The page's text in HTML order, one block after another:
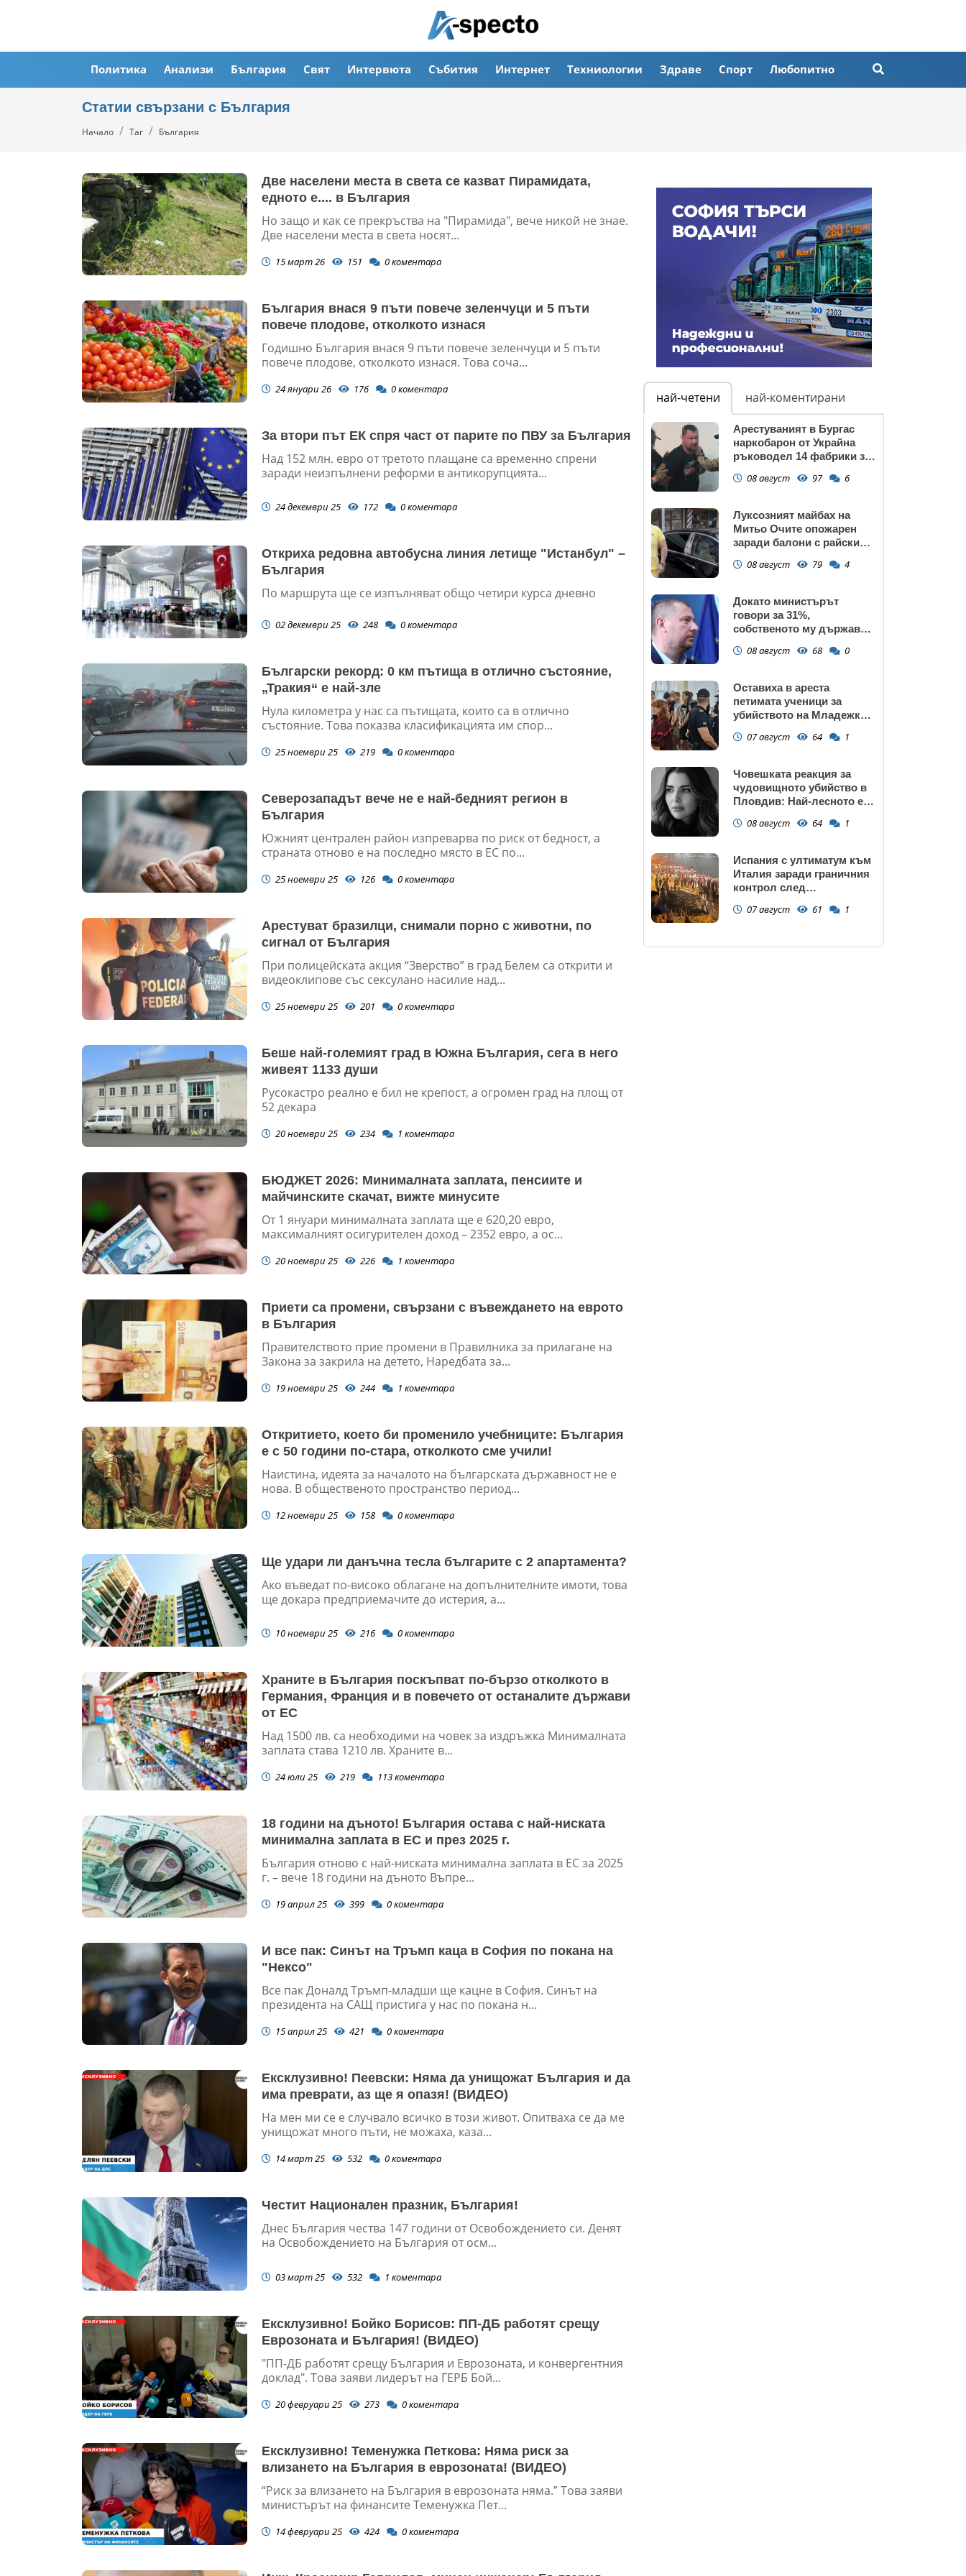
Политика Анализи България Свят Интервюта Събития Интернет Техниологии Здраве Спорт Любопитно
Статии свързани с България
Начало Таг България
Две населени места в света се казват Пирамидата,
едното е.... в България
Но защо и как се прекръства на "Пирамида", вече никой не знае.
Две населени места в света носят...
15 март 26 151 0коментара
България внася 9 пъти повече зеленчуци и 5 пъти
повече плодове, отколкото изнася
Годишно България внася 9 пъти повече зеленчуци и 5 пъти
повече плодове, отколкото изнася. Това соча...
24 януари 26 176 0коментара
За втори път ЕК спря част от парите по ПВУ за България
Над 152 млн. евро от третото плащане са временно спрени
заради неизпълнени реформи в антикорупцията...
24 декември 25 172 0коментара
Откриха редовна автобусна линия летище "Истанбул" –
България
По маршрута ще се изпълняват общо четири курса дневно
02 декември 25 248 0коментара
Български рекорд: 0 км пътища в отлично състояние,
„Тракия“ е най-зле
Нула километра у нас са пътищата, които са в отлично
състояние. Това показва класификацията им спор...
25 ноември 25 219 0коментара
Северозападът вече не е най-бедният регион в
България
Южният централен район изпреварва по риск от бедност, а
страната отново е на последно място в ЕС по...
25 ноември 25 126 0коментара
Арестуват бразилци, снимали порно с животни, по
сигнал от България
При полицейската акция “Зверство” в град Белем са открити и
видеоклипове със сексулано насилие над...
25 ноември 25 201 0коментара
Беше най-големият град в Южна България, сега в него
живеят 1133 души
Русокастро реално е бил не крепост, а огромен град на площ от
52 декара
20 ноември 25 234 1 коментара
БЮДЖЕТ 2026: Минималната заплата, пенсиите и
майчинските скачат, вижте минусите
От 1 януари минималната заплата ще е 620,20 евро,
максималният осигурителен доход – 2352 евро, а ос...
20 ноември 25 226 1 коментара
Приети са промени, свързани с въвеждането на еврото
в България
Правителството прие промени в Правилника за прилагане на
Закона за закрила на детето, Наредбата за...
19 ноември 25 244 1 коментара
Откритието, което би променило учебниците: България
е с 50 години по-стара, отколкото сме учили!
Наистина, идеята за началото на българската държавност не е
нова. В общественото пространство период...
12 ноември 25 158 0коментара
Ще удари ли данъчна тесла българите с 2 апартамента?
Ако въведат по-високо облагане на допълнителните имоти, това
ще докара предприемачите до истерия, а...
10 ноември 25 216 0коментара
Храните в България поскъпват по-бързо отколкото в
Германия, Франция и в повечето от останалите държави
от ЕС
Над 1500 лв. са необходими на човек за издръжка Минималната
заплата става 1210 лв. Храните в...
24 юли 25 219 113коментара
18 години на дъното! България остава с най-ниската
минимална заплата в ЕС и през 2025 г.
България отново с най-ниската минимална заплата в ЕС за 2025
г. – вече 18 години на дъното Въпре...
19 април 25 399 0коментара
И все пак: Синът на Тръмп каца в София по покана на
"Нексо"
Все пак Доналд Тръмп-младши ще кацне в София. Синът на
президента на САЩ пристига у нас по покана н...
15 април 25 421 0коментара
Ексклузивно! Пеевски: Няма да унищожат България и да
има преврати, аз ще я опазя! (ВИДЕО)
На мен ми се е случвало всичко в този живот. Опитваха се да ме
унищожат много пъти, не можаха, каза...
14 март 25 532 0коментара
Честит Национален празник, България!
Днес България чества 147 години от Освобождението си. Денят
на Освобождението на България от осм...
03 март 25 532 1 коментара
Ексклузивно! Бойко Борисов: ПП-ДБ работят срещу
Еврозоната и България! (ВИДЕО)
"ПП-ДБ работят срещу България и Еврозоната, и конвергентния
доклад". Това заяви лидерът на ГЕРБ Бой...
20 февруари 25 273 0коментара
Ексклузивно! Теменужка Петкова: Няма риск за
влизането на България в еврозоната! (ВИДЕО)
“Риск за влизането на България в еврозоната няма.” Това заяви
министърът на финансите Теменужка Пет...
14 февруари 25 424 0коментара
най-четени най-коментирани
Арестуваният в Бургас
наркобарон от Украйна
ръководел 14 фабрики за
08 август 97 6
Луксозният майбах на
Митьо Очите опожарен
заради балони с райски
08 август 79 4
Докато министърът
говори за 31%,
собственото му държавно
крадецът вика дръжте
08 август 68 0
Оставиха в ареста
петимата ученици за
убийството на Младежкия
час, гаврили се с него и го
07 август 64 1
Човешката реакция за
чудовищното убийство в
Пловдив: Най-лесното е
и да си кажем "Това са
никога"
08 август 64 1
Испания с ултиматум към
Италия заради граничния
контрол след
07 август 61 1